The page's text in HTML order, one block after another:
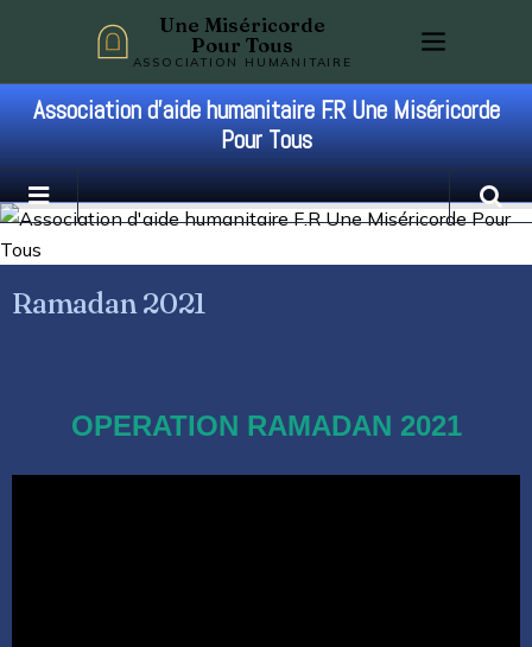
Une Miséricorde
Pour Tous
ASSOCIATION HUMANITAIRE
Association d'aide humanitaire F.R Une Miséricorde
Pour Tous
Ramadan 2021
OPERATION RAMADAN 2021